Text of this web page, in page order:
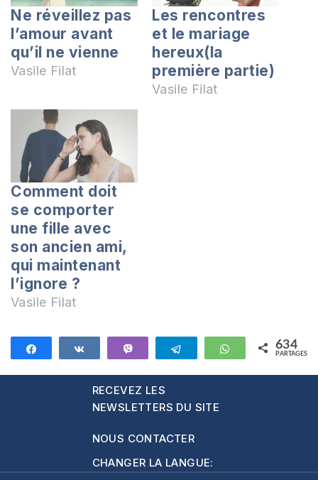
Ne réveillez pas
l’amour avant
qu’il ne vienne
Vasile Filat
Les rencontres
et le mariage
hereux(la
première partie)
Vasile Filat
Comment doit
se comporter
une fille avec
son ancien ami,
qui maintenant
l’ignore ?
Vasile Filat
Partagez Partagez Telegram WhatsApp
634
PARTAGES
RECEVEZ LES
NEWSLETTERS DU SITE
NOUS CONTACTER
CHANGER LA LANGUE: